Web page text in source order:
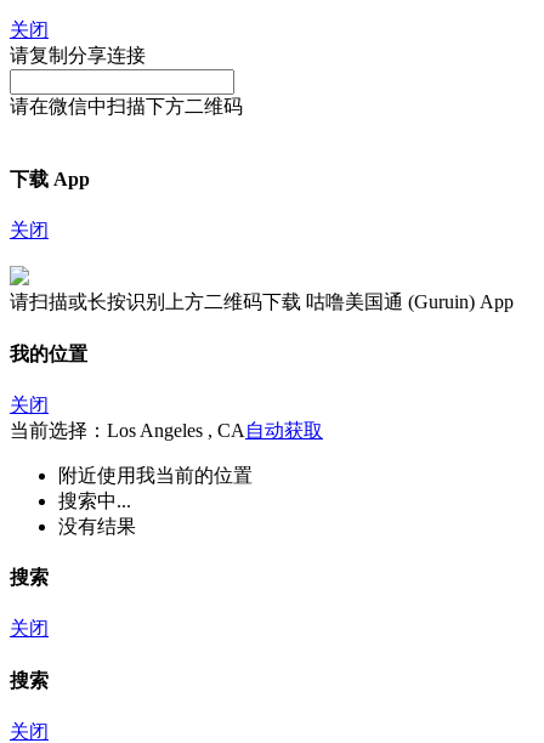
关闭
请复制分享连接
请在微信中扫描下方二维码
下载 App
关闭
请扫描或长按识别上方二维码下载 咕噜美国通 (Guruin) App
我的位置
关闭
当前选择：Los Angeles , CA 自动获取
附近使用我当前的位置
搜索中...
没有结果
搜索
关闭
搜索
关闭